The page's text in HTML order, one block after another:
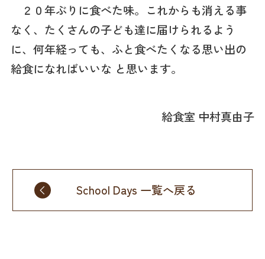
２０年ぶりに食べた味。これからも消える事
なく、たくさんの子ども達に届けられるよう
に、何年経っても、ふと食べたくなる思い出の
給食になればいいな と思います。
給食室 中村真由子
School Days 一覧へ戻る